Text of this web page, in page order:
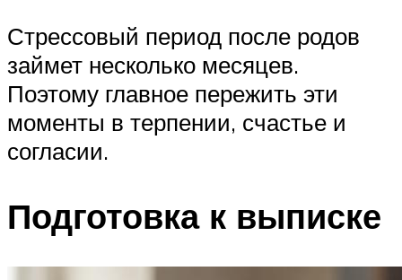
Стрессовый период после родов
займет несколько месяцев.
Поэтому главное пережить эти
моменты в терпении, счастье и
согласии.
Подготовка к выписке